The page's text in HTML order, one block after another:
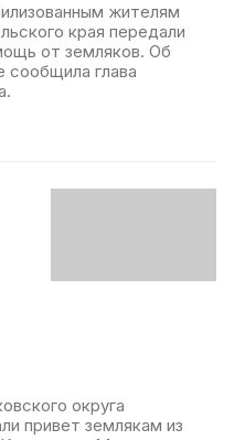
жителям
края передали
от земляков. Об
сообщила глава
округа
привет землякам из